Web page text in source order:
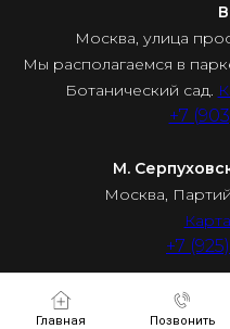
Главная Позвонить
Москва, улица
Мы располагаемся в
Ботанический сад.
+7
М.
Москва,
+7